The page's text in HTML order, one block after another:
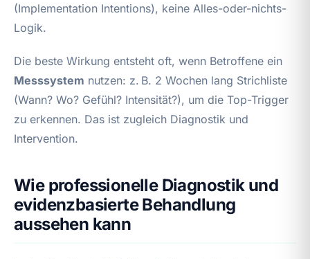
(Implementation Intentions), keine Alles-oder-nichts-
Logik.
Die beste Wirkung entsteht oft, wenn Betroffene ein
Messsystem nutzen: z. B. 2 Wochen lang Strichliste
(Wann? Wo? Gefühl? Intensität?), um die Top-Trigger
zu erkennen. Das ist zugleich Diagnostik und
Intervention.
Wie professionelle Diagnostik und
evidenzbasierte Behandlung
aussehen kann